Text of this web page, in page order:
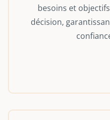
besoins et
décision,